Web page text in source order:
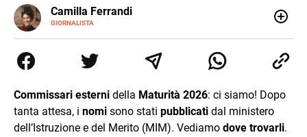
Camilla Ferrandi
GIORNALISTA
E-
MAIL
LINKEDIN
di trasformare la passione per la scrittura in un lavoro, e
da lì non mi sono più fermata. L’attualità è il mio pane
mente.
Commissari esterni della Maturità 2026: ci siamo! Dopo
tanta attesa, i nomi sono stati pubblicati dal ministero
dell’Istruzione e del Merito (MIM). Vediamo dove trovarli.